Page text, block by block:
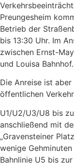
Preungesheim
Betrieb der
bis 13:30 Uhr. Im
zwischen Ernst-
und Louisa
Die Anreise ist
öffentlichen
U1/U2/U3/U8 bis
anschließend mit
„Gravensteiner
wenige
Bahnlinie U5 bis